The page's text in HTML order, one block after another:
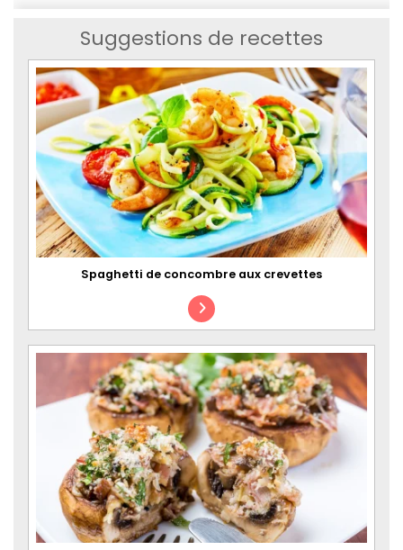
Suggestions de recettes
Spaghetti de concombre aux crevettes